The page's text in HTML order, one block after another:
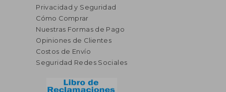
Rápido
Privacidad y Seguridad
Cómo Comprar
Nuestras Formas de Pago
Opiniones de Clientes
Costos de Envío
Seguridad Redes Sociales